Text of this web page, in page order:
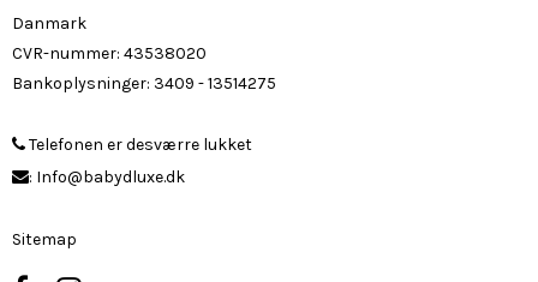
Danmark
CVR-nummer: 43538020
Bankoplysninger: 3409 - 13514275
Telefonen er desværre lukket
: Info@babydluxe.dk
Sitemap